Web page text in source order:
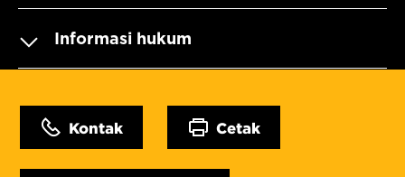
Informasi hukum
Kontak Cetak